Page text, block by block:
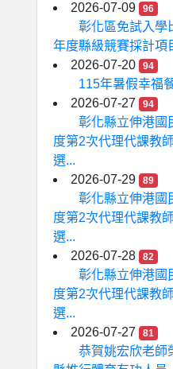
2026-07-09
96
彰化區免試入學
年度縣級競賽採計項
2026-07-20
94
115年暑假幸福
2026-07-27
94
彰化縣立伸港國
度第2次代理代課教
選...
2026-07-29
89
彰化縣立伸港國
度第2次代理代課教
選...
2026-07-28
82
彰化縣立伸港國
度第2次代理代課教
選...
2026-07-27
81
恭賀姚宏欣老師